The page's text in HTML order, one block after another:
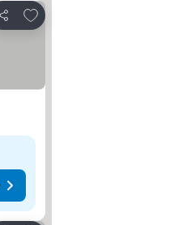
Κοινοποίηση
Προσθήκη στα αγαπημένα